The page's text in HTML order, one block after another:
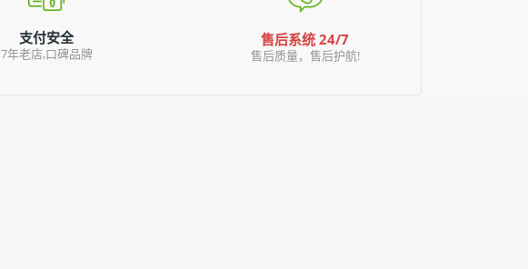
支付安全
7年老店,口碑品牌
售后系统 24/7
售后质量，售后护航!